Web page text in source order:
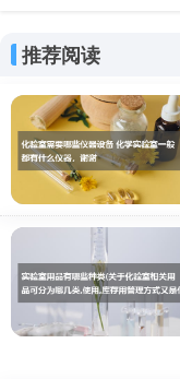
招财猫也是很常见的一
台上，正对门口招财。
猴属鼠的人士不能摆
（6）其他催财法。
除上面几种可以增强财
脚金蟾、金龙、五帝钱
有兴趣的可以找相关资
仍旧如上面所说，所有
放时还有很多的注意
说的仅属于你本人的本
的机缘，你的发财机会
常用的化学实验器
推荐阅读